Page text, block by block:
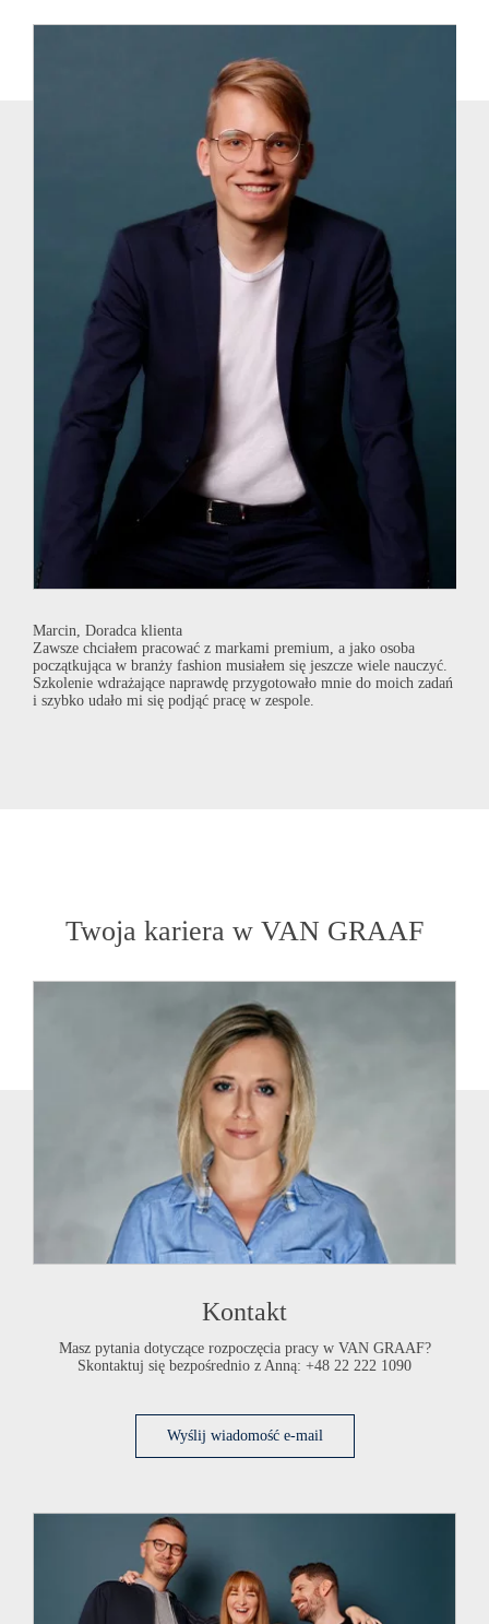
Marcin, Doradca klienta
Zawsze chciałem pracować z markami premium, a jako osoba
początkująca w branży fashion musiałem się jeszcze wiele nauczyć.
Szkolenie wdrażające naprawdę przygotowało mnie do moich zadań
i szybko udało mi się podjąć pracę w zespole.
Twoja kariera w VAN GRAAF
Kontakt
Masz pytania dotyczące rozpoczęcia pracy w VAN GRAAF?
Skontaktuj się bezpośrednio z Anną: +48 22 222 1090
Wyślij wiadomość­ e-mail